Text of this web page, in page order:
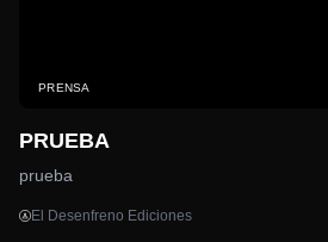
PRENSA
PRUEBA
prueba
El Desenfreno Ediciones